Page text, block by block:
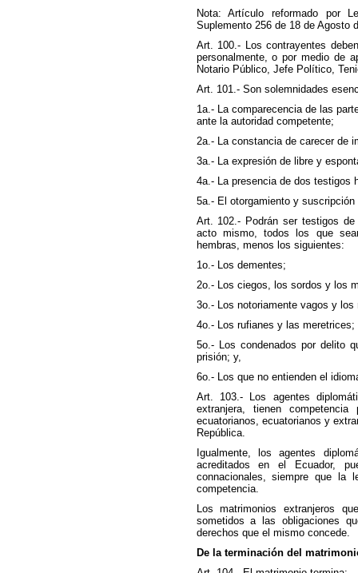
Nota: Artículo reformado por
Suplemento 256 de 18 de Agosto
Art. 100.- Los contrayentes
personalmente, o por medio de
Notario Público, Jefe Político,
Art. 101.- Son solemnidades
1a.- La comparecencia de las
ante la autoridad competente;
2a.- La constancia de carecer de
3a.- La expresión de libre y
4a.- La presencia de dos testigos
5a.- El otorgamiento y
Art. 102.- Podrán ser testigos
acto mismo, todos los que
hembras, menos los siguientes:
1o.- Los dementes;
2o.- Los ciegos, los sordos y los
3o.- Los notoriamente vagos y los
4o.- Los rufianes y las meretrices;
5o.- Los condenados por delito
prisión; y,
6o.- Los que no entienden el
Art. 103.- Los agentes
extranjera, tienen
ecuatorianos, ecuatorianos y
República.
Igualmente, los agentes
acreditados en el Ecuador,
connacionales, siempre que
competencia.
Los matrimonios extranjeros
sometidos a las obligaciones
derechos que el mismo concede.
De la terminación del